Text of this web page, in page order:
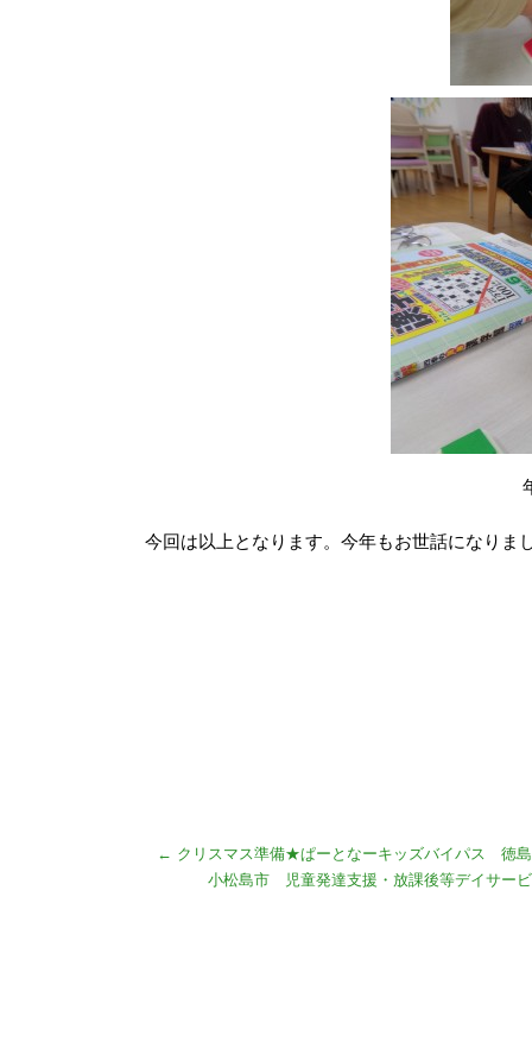
今回は以上となります。今年もお世話になりま
← クリスマス準備★ぱーとなーキッズバイパス 徳
小松島市 児童発達支援・放課後等デイサー